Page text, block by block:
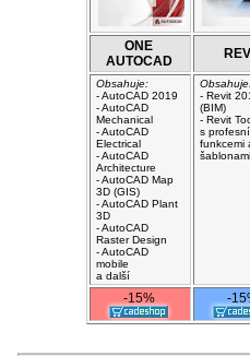
ONE
AUTOCAD
Obsahuje:
- AutoCAD 2019
- AutoCAD
Mechanical
- AutoCAD
Electrical
- AutoCAD
Architecture
- AutoCAD Map
3D (GIS)
- AutoCAD Plant
3D
- AutoCAD
Raster Design
- AutoCAD
mobile
a další
- Revit
(BIM)
- Revit
s
funkcemi
šablonami
-15% -